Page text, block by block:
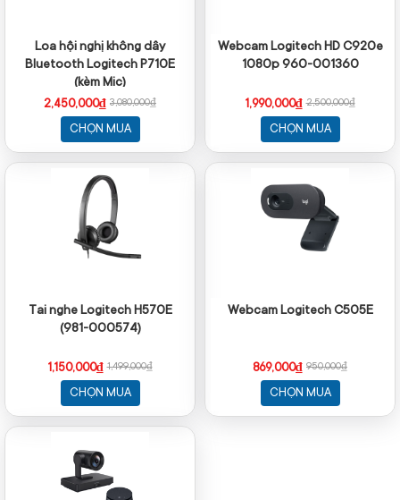
Loa hội nghị không dây
Bluetooth Logitech P710E
(kèm Mic)
2,450,000₫ 3,080,000₫
CHỌN MUA
Webcam Logitech HD C920e
1080p 960-001360
1,990,000₫ 2,500,000₫
CHỌN MUA
Tai nghe Logitech H570E
(981-000574)
1,150,000₫ 1,499,000₫
CHỌN MUA
Webcam Logitech C505E
869,000₫ 950,000₫
CHỌN MUA